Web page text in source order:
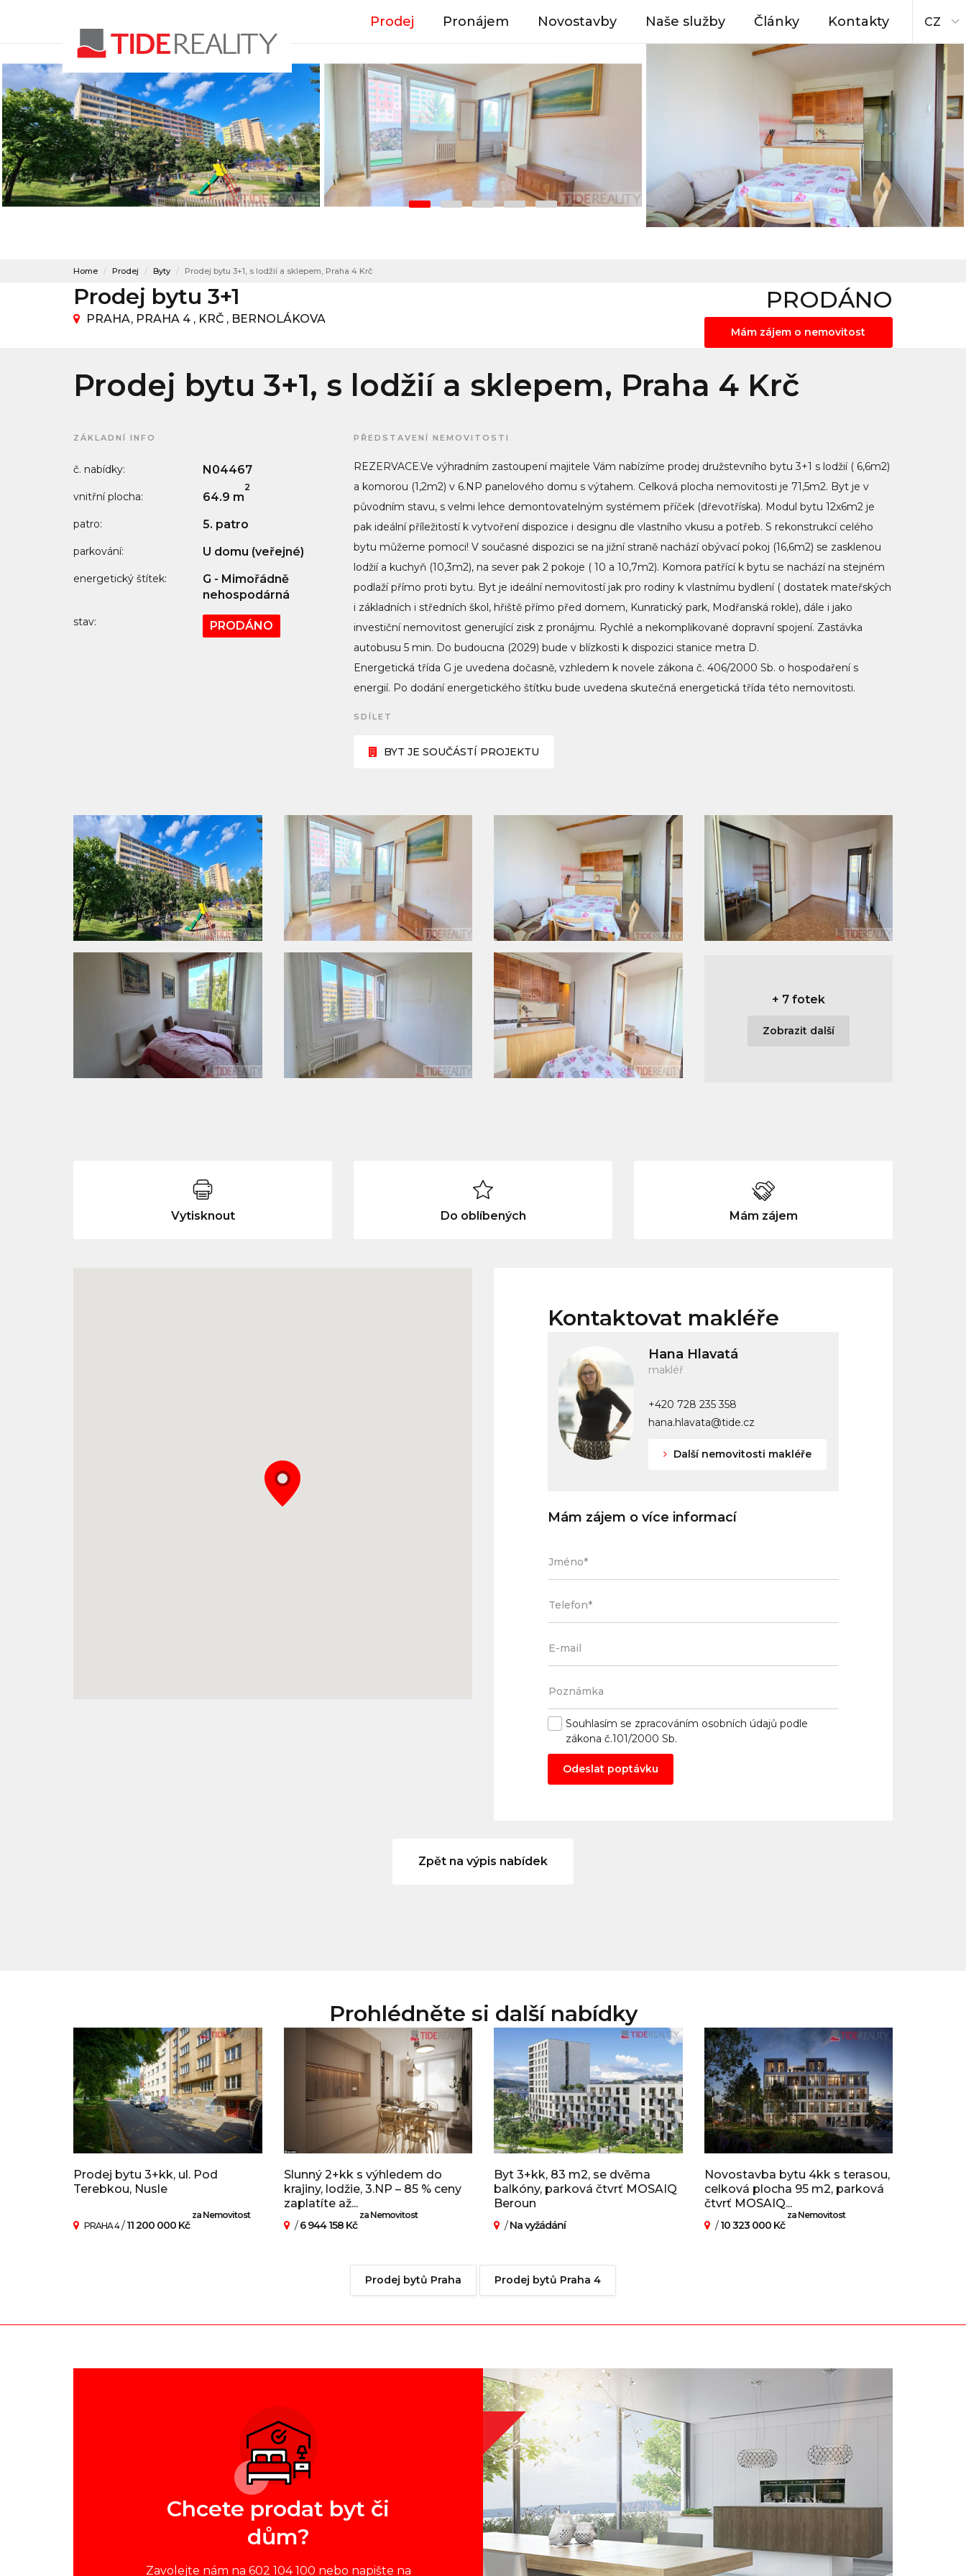
Prodej Pronájem Novostavby Naše služby Články Kontakty CZ
Home Prodej Byty Prodej bytu 3+1, s lodžií a sklepem, Praha 4 Krč
Prodej bytu 3+1
PRAHA, PRAHA 4 , KRČ , BERNOLÁKOVA
PRODÁNO
Mám zájem o nemovitost
Prodej bytu 3+1, s lodžií a sklepem, Praha 4 Krč
ZÁKLADNÍ INFO
č. nabídky: N04467
vnitřní plocha: 64.9 m
2
patro: 5. patro
parkování: U domu (veřejné)
energetický štítek:
G - Mimořádně
nehospodárná
stav: PRODÁNO
PŘEDSTAVENÍ NEMOVITOSTI
REZERVACE.Ve výhradním zastoupení majitele Vám nabízíme prodej družstevního bytu 3+1 s lodžií ( 6,6m2)
a komorou (1,2m2) v 6.NP panelového domu s výtahem. Celková plocha nemovitosti je 71,5m2. Byt je v
původním stavu, s velmi lehce demontovatelným systémem příček (dřevotříska). Modul bytu 12x6m2 je
pak ideální příležitostí k vytvoření dispozice i designu dle vlastního vkusu a potřeb. S rekonstrukcí celého
bytu můžeme pomoci! V současné dispozici se na jižní straně nachází obývací pokoj (16,6m2) se zasklenou
lodžií a kuchyň (10,3m2), na sever pak 2 pokoje ( 10 a 10,7m2). Komora patřící k bytu se nachází na stejném
podlaží přímo proti bytu. Byt je ideální nemovitostí jak pro rodiny k vlastnímu bydlení ( dostatek mateřských
i základních i středních škol, hřiště přímo před domem, Kunratický park, Modřanská rokle), dále i jako
investiční nemovitost generující zisk z pronájmu. Rychlé a nekomplikované dopravní spojení. Zastávka
autobusu 5 min. Do budoucna (2029) bude v blízkosti k dispozici stanice metra D.
Energetická třída G je uvedena dočasně, vzhledem k novele zákona č. 406/2000 Sb. o hospodaření s
energií. Po dodání energetického štítku bude uvedena skutečná energetická třída této nemovitosti.
SDÍLET
BYT JE SOUČÁSTÍ PROJEKTU
+ 7 fotek
Zobrazit další
Vytisknout Do oblíbených Mám zájem
Kontaktovat makléře
Hana Hlavatá
makléř
+420 728 235 358
hana.hlavata@tide.cz
Další nemovitosti makléře
Mám zájem o více informací
Souhlasím se zpracováním osobních údajů podle
zákona č.101/2000 Sb.
Odeslat poptávku
Zpět na výpis nabídek
Prohlédněte si další nabídky
Prodej bytu 3+kk, ul. Pod
Terebkou, Nusle
PRAHA 4/11 200 000 Kč
za Nemovitost
Slunný 2+kk s výhledem do
krajiny, lodžie, 3.NP – 85 % ceny
zaplatíte až...
/6 944 158 Kč
za Nemovitost
Byt 3+kk, 83 m2, se dvěma
balkóny, parková čtvrť MOSAIQ
Beroun
/Na vyžádání
Novostavba bytu 4kk s terasou,
celková plocha 95 m2, parková
čtvrť MOSAIQ...
/10 323 000 Kč
za Nemovitost
Prodej bytů Praha Prodej bytů Praha 4
Chcete prodat byt či
dům?
Zavolejte nám na 602 104 100 nebo napište na